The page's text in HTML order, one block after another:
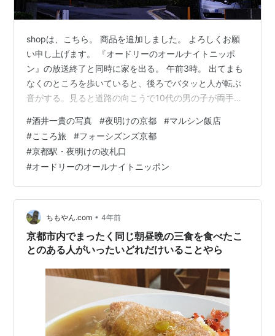
shopは、こちら。 商品を追加しました。 よろしくお願
い申し上げます。 『オードリーのオールナイトニッポ
ン』の放送終了と同時に家を出る。 午前3時。 出てまも
なくのところを歩いていると、後ろでバタッと人が転ぶ
音がする。見ると道路の向こうで10代の男の子が両手を
に口に戻している。 時間が時間だし、寝ぼけていたのか
何だか、よくわからない。 こんな時間に出かける用事っ
て、いったいなんだろう？・・・と思う自分も他人のこ
とは言えない。 声をかけようかとも思ったが、恥ずかし
いだろうから構わない方がよいだろうと、黙ることにす
る。 転んでも独り・・・それも寂…
#酒井一貴の写真 #夜明けの京都 #マルシン飯店
#こころ旅 #フォーシズンズ京都
#京都駅・夜明けの改札口
#オードリーのオールナイトニッポン
ちもやん.com • 4年前
京都市内でまったく同じ朝昼晩の三食を食べたこ
とのある人がいったいどれだけいることやら